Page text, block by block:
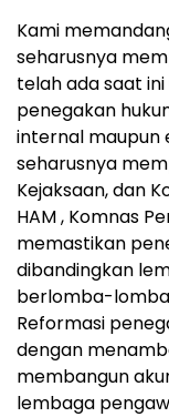
Kami
seharusnya
telah ada saat
penegakan
internal maupun
seharusnya
Kejaksaan, dan
HAM , Komnas
memastikan
dibandingkan
berlomba-
Reformasi
dengan
membangun
lembaga